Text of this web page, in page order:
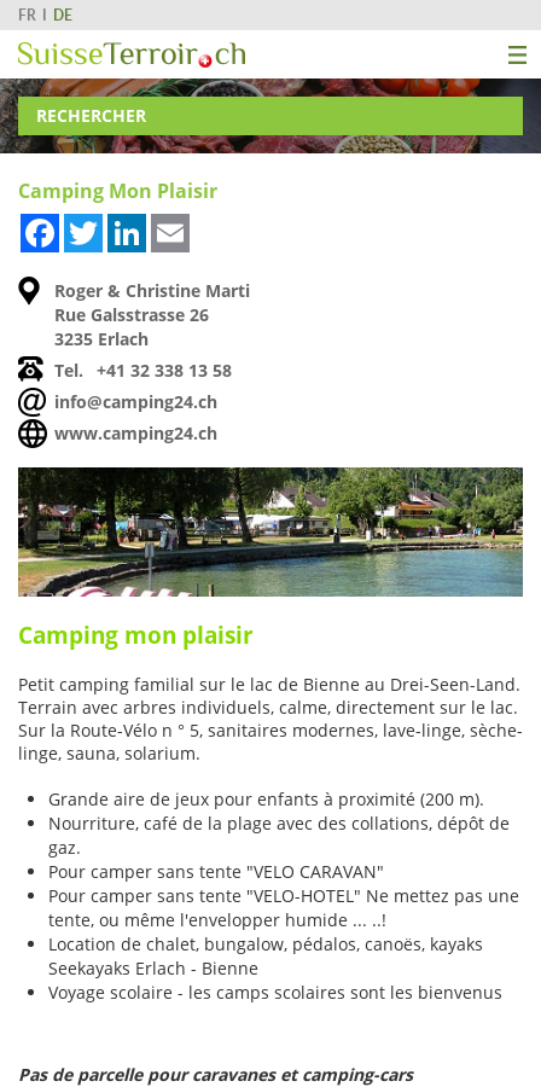
FR DE
RECHERCHER
Camping Mon Plaisir
FacebookTwitterLinkedIn
Roger & Christine Marti
Rue Galsstrasse 26
3235 Erlach
Tel.
+41 32 338 13 58
info@camping24.ch
www.camping24.ch
Camping mon plaisir
Petit camping familial sur le lac de Bienne au Drei-Seen-Land.
Terrain avec arbres individuels, calme, directement sur le lac.
Sur la Route-Vélo n ° 5, sanitaires modernes, lave-linge, sèche-
linge, sauna, solarium.
Grande aire de jeux pour enfants à proximité (200 m).
Nourriture, café de la plage avec des collations, dépôt de
gaz.
Pour camper sans tente "VELO CARAVAN"
Pour camper sans tente "VELO-HOTEL" Ne mettez pas une
tente, ou même l'envelopper humide ... ..!
Location de chalet, bungalow, pédalos, canoës, kayaks
Seekayaks Erlach - Bienne
Voyage scolaire - les camps scolaires sont les bienvenus
Pas de parcelle pour caravanes et camping-cars